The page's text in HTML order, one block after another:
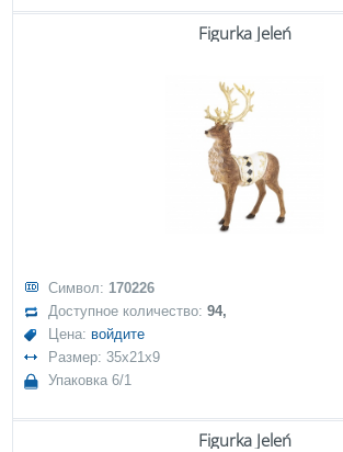
Figurka Jeleń
Символ: 170226
Доступное количество:94,
Цена: войдите
Размер: 35x21x9
Упаковка 6/1
Figurka Jeleń